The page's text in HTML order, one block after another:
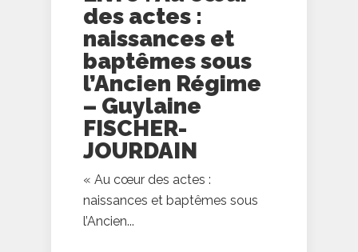
des actes :
naissances et
baptêmes sous
l’Ancien Régime
– Guylaine
FISCHER-
JOURDAIN
« Au cœur des actes :
naissances et baptêmes sous
l’Ancien...